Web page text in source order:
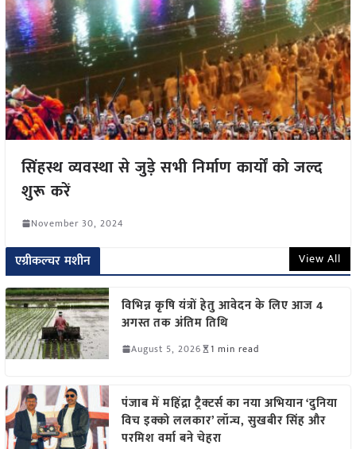
सिंहस्थ व्यवस्था से जुड़े सभी निर्माण कार्यों को जल्द
शुरू करें
November 30, 2024
एग्रीकल्चर मशीन View All
विभिन्न कृषि यंत्रों हेतु आवेदन के लिए आज 4
अगस्त तक अंतिम तिथि
August 5, 2026 1 min read
पंजाब में महिंद्रा ट्रैक्टर्स का नया अभियान ‘दुनिया
विच इक्को ललकार’ लॉन्च, सुखबीर सिंह और
परमिश वर्मा बने चेहरा